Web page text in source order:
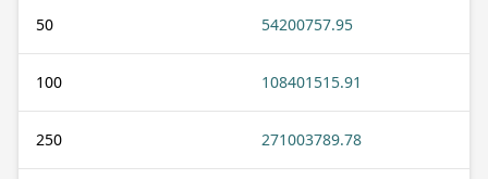
50 54200757.95
100 108401515.91
250 271003789.78